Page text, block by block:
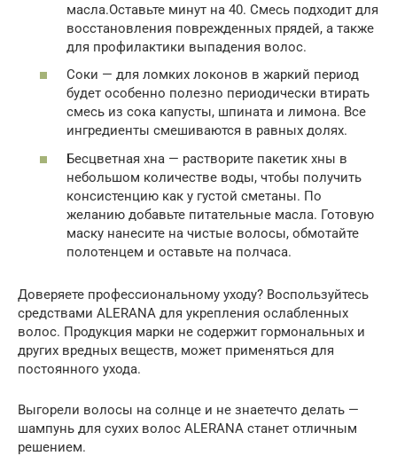
масла.Оставьте минут на 40. Смесь подходит для
восстановления поврежденных прядей, а также
для профилактики выпадения волос.
Соки — для ломких локонов в жаркий период
будет особенно полезно периодически втирать
смесь из сока капусты, шпината и лимона. Все
ингредиенты смешиваются в равных долях.
Бесцветная хна — растворите пакетик хны в
небольшом количестве воды, чтобы получить
консистенцию как у густой сметаны. По
желанию добавьте питательные масла. Готовую
маску нанесите на чистые волосы, обмотайте
полотенцем и оставьте на полчаса.
Доверяете профессиональному уходу? Воспользуйтесь
средствами ALERANA для укрепления ослабленных
волос. Продукция марки не содержит гормональных и
других вредных веществ, может применяться для
постоянного ухода.
Выгорели волосы на солнце и не знаетечто делать —
шампунь для сухих волос ALERANA станет отличным
решением.